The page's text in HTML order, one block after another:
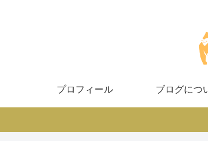
プロフィール ブログにつ